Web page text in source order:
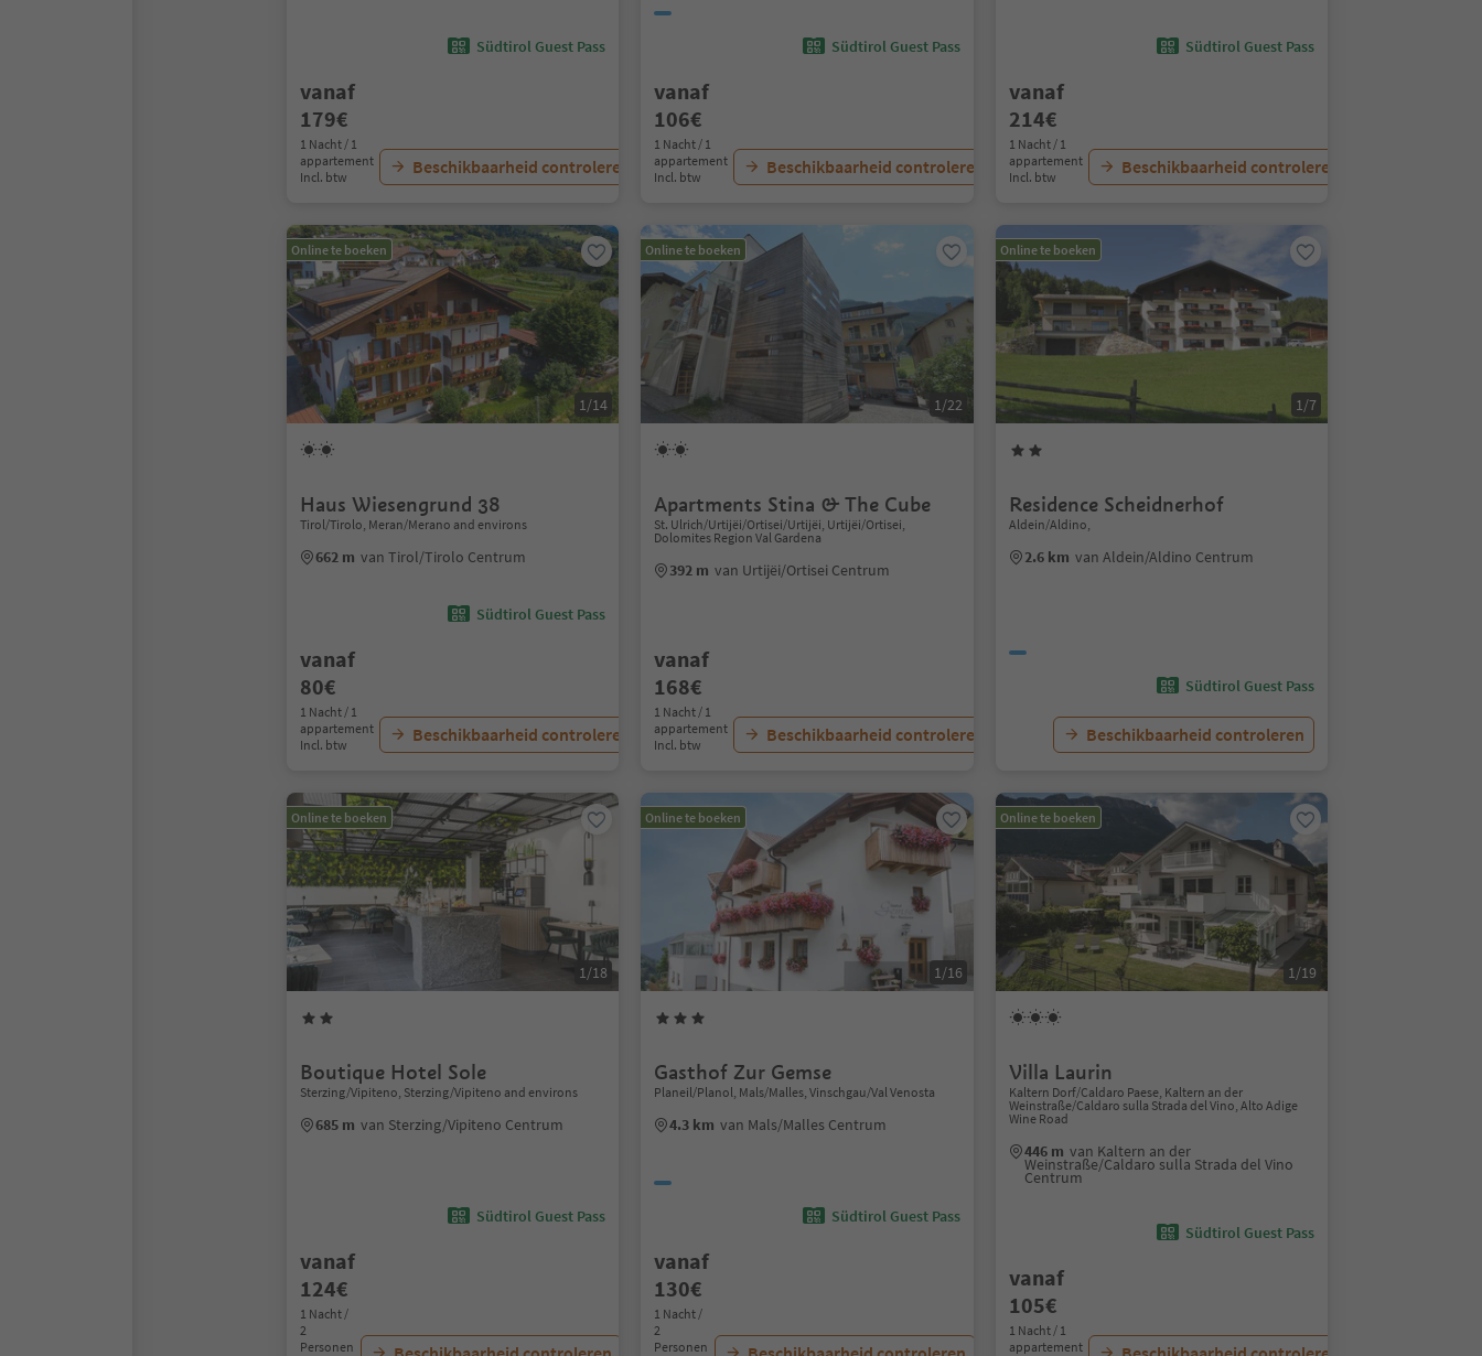
Südtirol Guest Pass
vanaf
179€
1 Nacht / 1
appartement
Incl. btw
Beschikbaarheid controleren
Südtirol Guest Pass
vanaf
106€
1 Nacht / 1
appartement
Incl. btw
Beschikbaarheid controleren
Südtirol Guest Pass
vanaf
214€
1 Nacht / 1
appartement
Incl. btw
Beschikbaarheid controleren
Online te boeken
1/14
Haus Wiesengrund 38
Tirol/Tirolo, Meran/Merano and environs
662 m van Tirol/Tirolo Centrum
Südtirol Guest Pass
vanaf
80€
1 Nacht / 1
appartement
Incl. btw
Beschikbaarheid controleren
Online te boeken
1/22
Apartments Stina & The Cube
St. Ulrich/Urtijëi/Ortisei/Urtijëi, Urtijëi/Ortisei,
Dolomites Region Val Gardena
392 m van Urtijëi/Ortisei Centrum
vanaf
168€
1 Nacht / 1
appartement
Incl. btw
Beschikbaarheid controleren
Online te boeken
1/7
Residence Scheidnerhof
Aldein/Aldino,
2.6 km van Aldein/Aldino Centrum
Südtirol Guest Pass
Beschikbaarheid controleren
Online te boeken
1/18
Boutique Hotel Sole
Sterzing/Vipiteno, Sterzing/Vipiteno and environs
685 m van Sterzing/Vipiteno Centrum
Südtirol Guest Pass
vanaf
124€
1 Nacht /
2
Personen
Online te boeken
1/16
Gasthof Zur Gemse
Planeil/Planol, Mals/Malles, Vinschgau/Val Venosta
4.3 km van Mals/Malles Centrum
Südtirol Guest Pass
vanaf
130€
1 Nacht /
2
Personen
Online te boeken
1/19
Villa Laurin
Kaltern Dorf/Caldaro Paese, Kaltern an der
Weinstraße/Caldaro sulla Strada del Vino, Alto Adige
Wine Road
446 m van Kaltern an der
Weinstraße/Caldaro sulla Strada del Vino
Centrum
Südtirol Guest Pass
vanaf
105€
1 Nacht / 1
appartement